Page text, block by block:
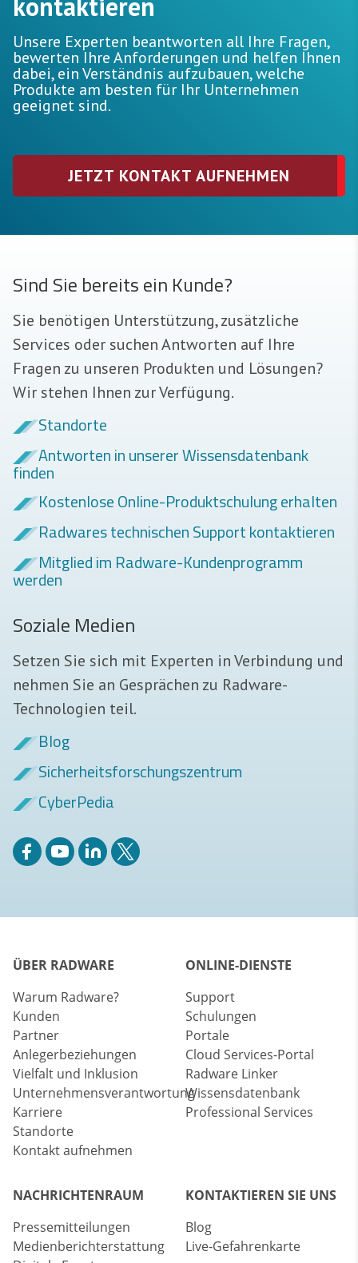
Unsere Experten beantworten all Ihre Fragen,
bewerten Ihre Anforderungen und helfen Ihnen
dabei, ein Verständnis aufzubauen, welche
Produkte am besten für Ihr Unternehmen
geeignet sind.
JETZT KONTAKT AUFNEHMEN
Sind Sie bereits ein Kunde?
Sie benötigen Unterstützung, zusätzliche
Services oder suchen Antworten auf Ihre
Fragen zu unseren Produkten und Lösungen?
Wir stehen Ihnen zur Verfügung.
Standorte
Antworten in unserer Wissensdatenbank
finden
Kostenlose Online-Produktschulung erhalten
Radwares technischen Support kontaktieren
Mitglied im Radware-Kundenprogramm
werden
Soziale Medien
Setzen Sie sich mit Experten in Verbindung und
nehmen Sie an Gesprächen zu Radware-
Technologien teil.
Blog
Sicherheits­forschungszentrum
CyberPedia
ÜBER RADWARE
Warum Radware?
Kunden
Partner
Anlegerbeziehungen
Vielfalt und Inklusion
Unternehmensverantwortung
Karriere
Standorte
Kontakt aufnehmen
ONLINE-DIENSTE
Support
Schulungen
Portale
Cloud Services-Portal
Radware Linker
Wissensdatenbank
Professional Services
NACHRICHTENRAUM
Pressemitteilungen
Medienberichterstattung
KONTAKTIEREN SIE UNS
Blog
Live-Gefahrenkarte